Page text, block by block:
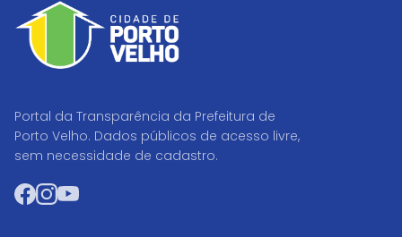
Portal da Transparência da Prefeitura de
Porto Velho. Dados públicos de acesso livre,
sem necessidade de cadastro.
Facebook
Instagram
YouTube